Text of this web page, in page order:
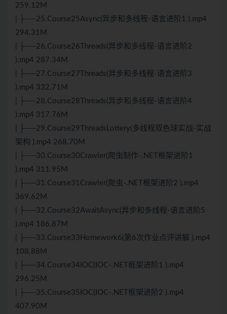
259.12M
| ├──25.Course25Async(异步和多线程-语言进阶1 ).mp4
294.31M
| ├──26.Course26Threads(异步和多线程-语言进阶2
).mp4 287.34M
| ├──27.Course27Threads(异步和多线程-语言进阶3
).mp4 332.71M
| ├──28.Course28Threads(异步和多线程-语言进阶4
).mp4 317.76M
| ├──29.Course29ThreadsLottery(多线程双色球实战-实战
架构 ).mp4 268.70M
| ├──30.Course30Crawler(爬虫制作-.NET框架进阶1
).mp4 311.95M
| ├──31.Course31Crawler(爬虫-.NET框架进阶2 ).mp4
369.62M
| ├──32.Course32AwaitAsync(异步和多线程-语言进阶5
).mp4 186.87M
| ├──33.Course33Homework6(第6次作业点评讲解 ).mp4
108.88M
| ├──34.Course34IOC(IOC-.NET框架进阶1 ).mp4
296.25M
| ├──35.Course35IOC(IOC-.NET框架进阶2 ).mp4
407.90M